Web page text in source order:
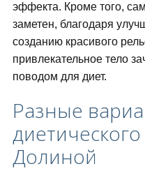
эффекта. Кроме того,
заметен, благодаря
созданию красивого
привлекательное тело
поводом для диет.
Разные
Долиной